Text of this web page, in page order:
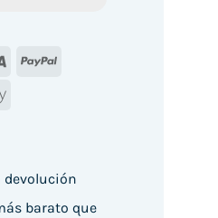
Visa
PayPal
Apple
devolución
barato que